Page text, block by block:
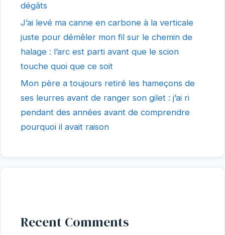
dégâts
J’ai levé ma canne en carbone à la verticale
juste pour démêler mon fil sur le chemin de
halage : l’arc est parti avant que le scion
touche quoi que ce soit
Mon père a toujours retiré les hameçons de
ses leurres avant de ranger son gilet : j’ai ri
pendant des années avant de comprendre
pourquoi il avait raison
Recent Comments